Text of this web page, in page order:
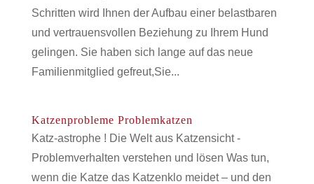
Schritten wird Ihnen der Aufbau einer belastbaren
und vertrauensvollen Beziehung zu Ihrem Hund
gelingen. Sie haben sich lange auf das neue
Familienmitglied gefreut,Sie...
Katzenprobleme Problemkatzen
Katz-astrophe ! Die Welt aus Katzensicht -
Problemverhalten verstehen und lösen Was tun,
wenn die Katze das Katzenklo meidet – und den